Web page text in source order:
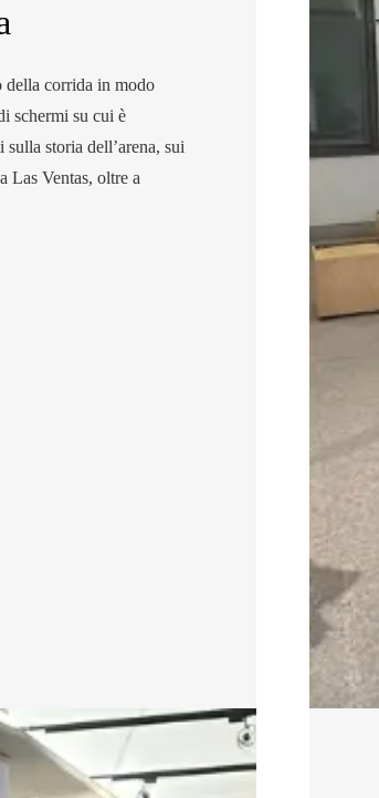
della corrida in modo
schermi su cui è
storia dell’arena, sui
Las Ventas, oltre a